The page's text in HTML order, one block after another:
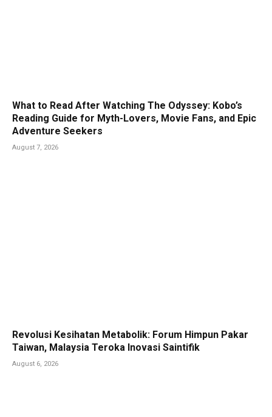
What to Read After Watching The Odyssey: Kobo’s
Reading Guide for Myth-Lovers, Movie Fans, and Epic
Adventure Seekers
August 7, 2026
Revolusi Kesihatan Metabolik: Forum Himpun Pakar
Taiwan, Malaysia Teroka Inovasi Saintifik
August 6, 2026